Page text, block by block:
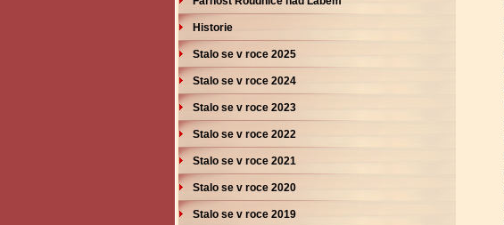
Historie
Stalo se v roce 2025
Stalo se v roce 2024
Stalo se v roce 2023
Stalo se v roce 2022
Stalo se v roce 2021
Stalo se v roce 2020
Stalo se v roce 2019